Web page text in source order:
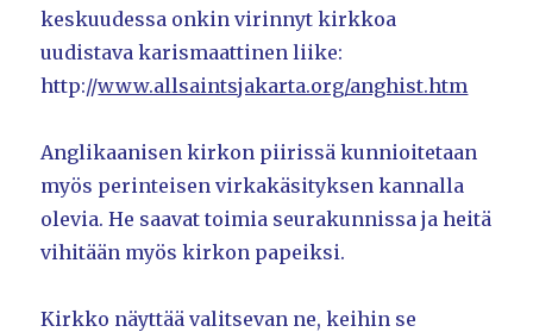
keskuudessa onkin virinnyt kirkkoa
uudistava karismaattinen liike:
http://www.allsaintsjakarta.org/anghist.htm
Anglikaanisen kirkon piirissä kunnioitetaan
myös perinteisen virkakäsityksen kannalla
olevia. He saavat toimia seurakunnissa ja heitä
vihitään myös kirkon papeiksi.
Kirkko näyttää valitsevan ne, keihin se